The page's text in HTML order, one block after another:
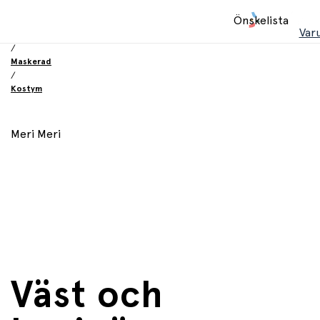
Önskelista
/
Maskerad
/
Kostym
Meri Meri
Väst och